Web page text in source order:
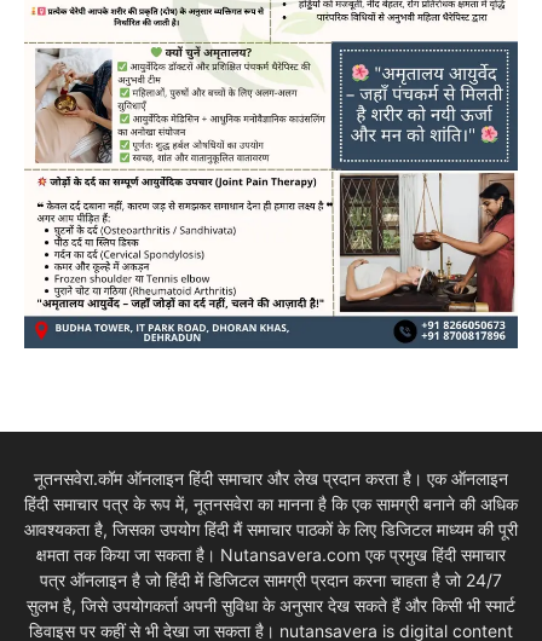
नूतनसवेरा.कॉम ऑनलाइन हिंदी समाचार और लेख प्रदान करता है। एक ऑनलाइन
हिंदी समाचार पत्र के रूप में, नूतनसवेरा का मानना है कि एक सामग्री बनाने की अधिक
आवश्यकता है, जिसका उपयोग हिंदी मैं समाचार पाठकों के लिए डिजिटल माध्यम की पूरी
क्षमता तक किया जा सकता है। Nutansavera.com एक प्रमुख हिंदी समाचार
पत्र ऑनलाइन है जो हिंदी में डिजिटल सामग्री प्रदान करना चाहता है जो 24/7
सुलभ है, जिसे उपयोगकर्ता अपनी सुविधा के अनुसार देख सकते हैं और किसी भी स्मार्ट
डिवाइस पर कहीं से भी देखा जा सकता है। nutansavera is digital content